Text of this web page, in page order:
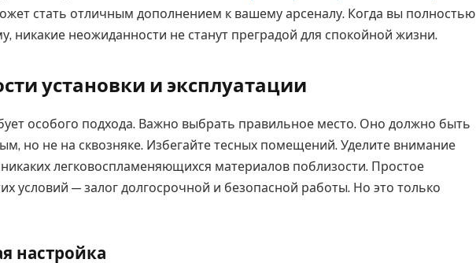
стать отличным дополнением к вашему арсеналу. Когда вы полностью
никакие неожиданности не станут преградой для спокойной жизни.
установки и эксплуатации
особого подхода. Важно выбрать правильное место. Оно должно быть
но не на сквозняке. Избегайте тесных помещений. Уделите внимание
легковоспламеняющихся материалов поблизости. Простое
условий — залог долгосрочной и безопасной работы. Но это только
настройка